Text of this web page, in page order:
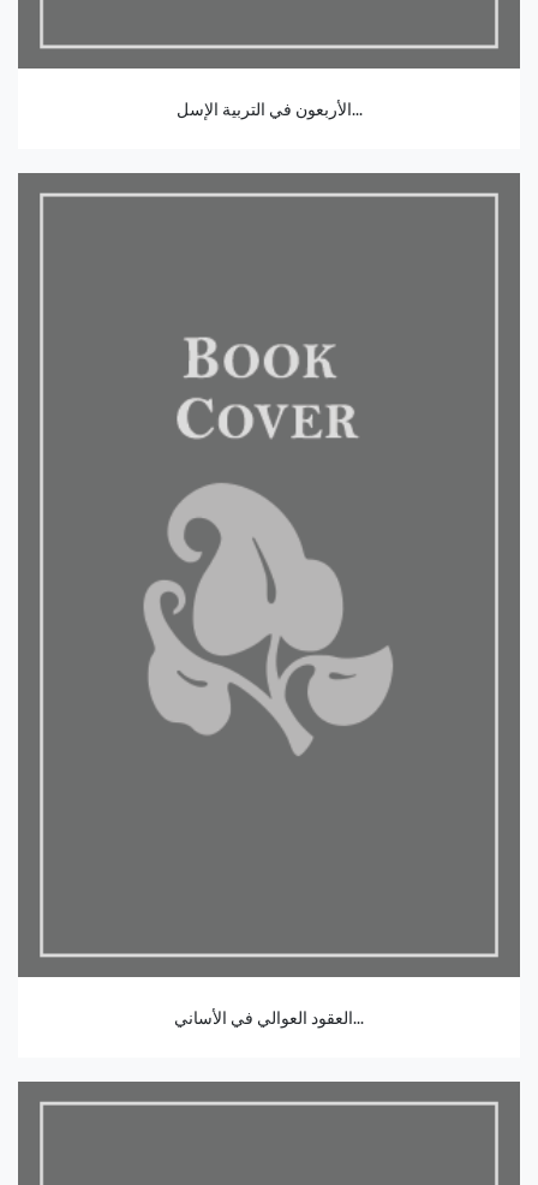
الأربعون في التربية الإسل...
العقود العوالي في الأساني...